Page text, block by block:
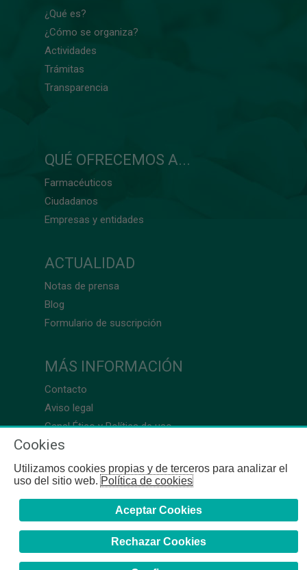
¿Qué es?
¿Cómo se organiza?
Actividades
Trámitas
Transparencia
QUÉ OFRECEMOS A...
Farmacéuticos
Ciudadanos
Empresas y entidades
ACTUALIDAD
Notas de prensa
Blog
Formulario de suscripción
MÁS INFORMACIÓN
Contacto
Aviso legal
Canal Ético y Política de uso
Cookies
Utilizamos cookies propias y de terceros para analizar el
uso del sitio web.Política de cookies
Aceptar Cookies
Rechazar Cookies